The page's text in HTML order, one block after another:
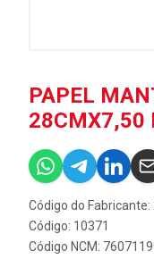
PAPEL
28CMX7,50
Código do Fabricante:
Código: 10371
Código NCM: